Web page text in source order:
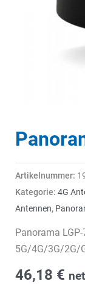
Artikelnummer:
Kategorie: 4G
Antennen,
Panorama
5G/4G/3G/2G/
46,18 €